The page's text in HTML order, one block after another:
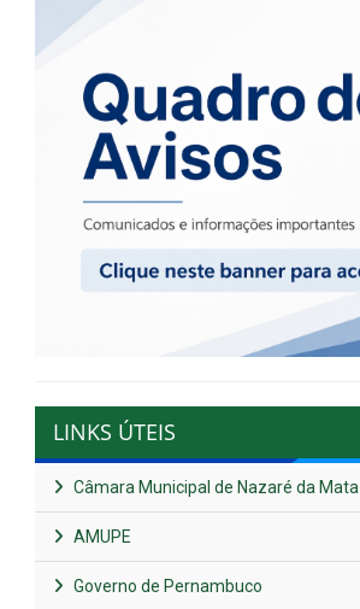
LINKS ÚTEIS
Câmara Municipal de Nazaré da Mata
AMUPE
Governo de Pernambuco